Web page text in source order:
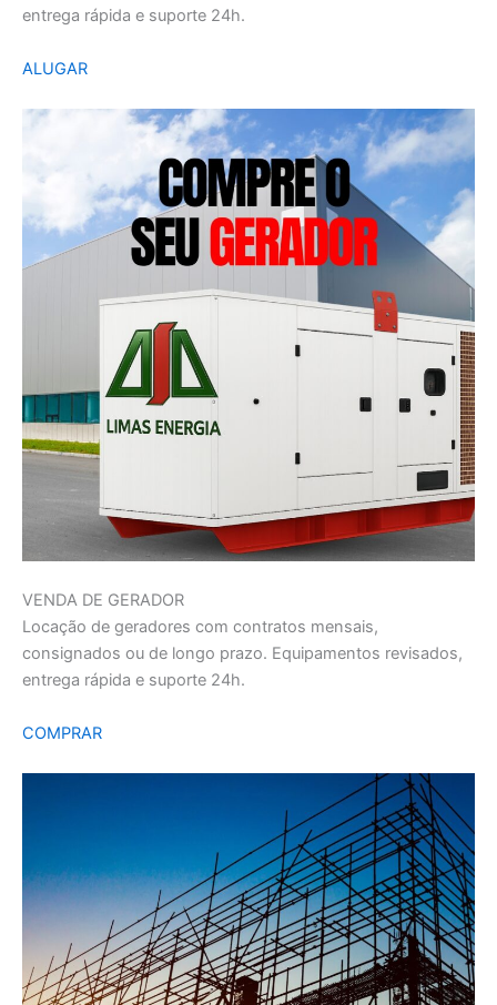
entrega rápida e suporte 24h.
ALUGAR
VENDA DE GERADOR
Locação de geradores com contratos mensais,
consignados ou de longo prazo. Equipamentos revisados,
entrega rápida e suporte 24h.
COMPRAR